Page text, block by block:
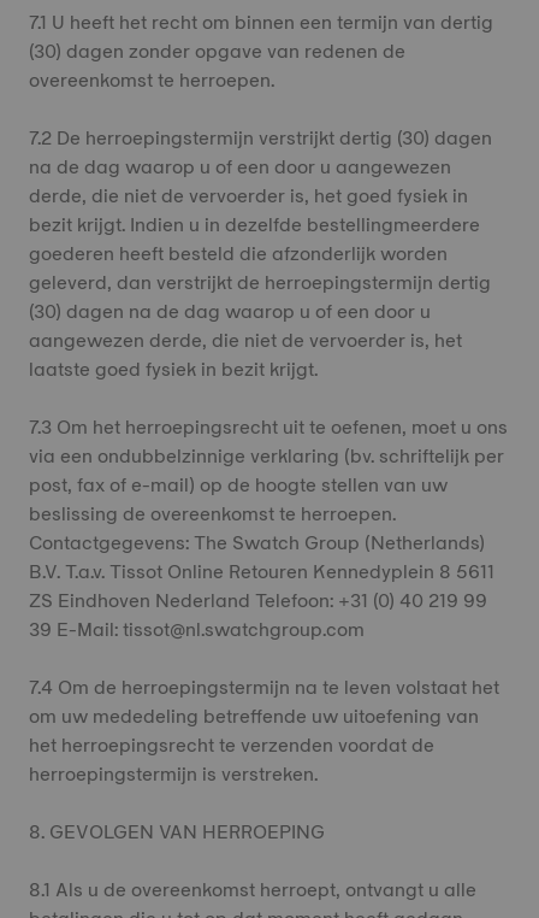
7.1 U heeft het recht om binnen een termijn van dertig
(30) dagen zonder opgave van redenen de
overeenkomst te herroepen.
7.2 De herroepingstermijn verstrijkt dertig (30) dagen
na de dag waarop u of een door u aangewezen
derde, die niet de vervoerder is, het goed fysiek in
bezit krijgt. Indien u in dezelfde bestellingmeerdere
goederen heeft besteld die afzonderlijk worden
geleverd, dan verstrijkt de herroepingstermijn dertig
(30) dagen na de dag waarop u of een door u
aangewezen derde, die niet de vervoerder is, het
laatste goed fysiek in bezit krijgt.
7.3 Om het herroepingsrecht uit te oefenen, moet u ons
via een ondubbelzinnige verklaring (bv. schriftelijk per
post, fax of e-mail) op de hoogte stellen van uw
beslissing de overeenkomst te herroepen.
Contactgegevens: The Swatch Group (Netherlands)
B.V. T.a.v. Tissot Online Retouren Kennedyplein 8 5611
ZS Eindhoven Nederland Telefoon: +31 (0) 40 219 99
39 E-Mail: tissot@nl.swatchgroup.com
7.4 Om de herroepingstermijn na te leven volstaat het
om uw mededeling betreffende uw uitoefening van
het herroepingsrecht te verzenden voordat de
herroepingstermijn is verstreken.
8. GEVOLGEN VAN HERROEPING
8.1 Als u de overeenkomst herroept, ontvangt u alle